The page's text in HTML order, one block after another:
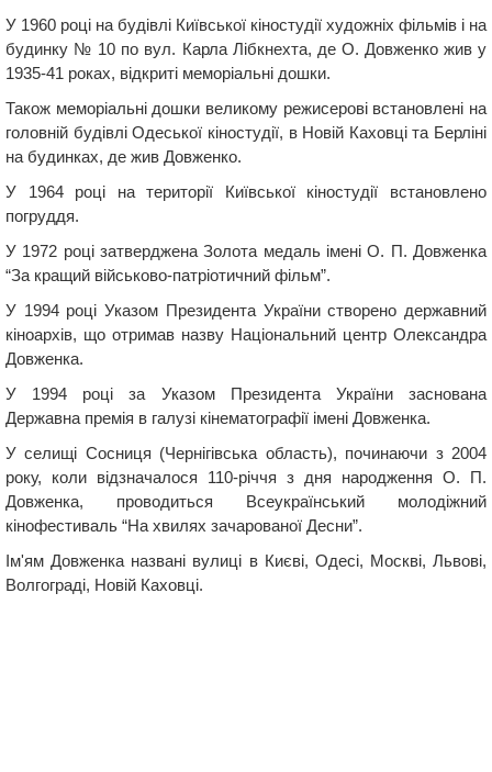
У 1960 році на будівлі Київської кіностудії художніх фільмів і на
будинку № 10 по вул. Карла Лібкнехта, де О. Довженко жив у
1935-41 роках, відкриті меморіальні дошки.
Також меморіальні дошки великому режисерові встановлені на
головній будівлі Одеської кіностудії, в Новій Каховці та Берліні
на будинках, де жив Довженко.
У 1964 році на території Київської кіностудії встановлено
погруддя.
У 1972 році затверджена Золота медаль імені О. П. Довженка
“За кращий військово-патріотичний фільм”.
У 1994 році Указом Президента України створено державний
кіноархів, що отримав назву Національний центр Олександра
Довженка.
У 1994 році за Указом Президента України заснована
Державна премія в галузі кінематографії імені Довженка.
У селищі Сосниця (Чернігівська область), починаючи з 2004
року, коли відзначалося 110-річчя з дня народження О. П.
Довженка, проводиться Всеукраїнський молодіжний
кінофестиваль “На хвилях зачарованої Десни”.
Ім'ям Довженка названі вулиці в Києві, Одесі, Москві, Львові,
Волгограді, Новій Каховці.